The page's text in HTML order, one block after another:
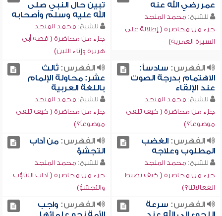
عمر رضي الله عنه
للشيخ: محمد المنجد
جزء من محاضرة ( إطلالة على
السيرة العمرية)
تبين حال النبي صلى
الله عليه وسلم وأصحابه
للشيخ: محمد المنجد
جزء من محاضرة ( قصة أبي
هريرة وإناء اللبن)
الفهرس: سادساً:
الاهتمام بدرجة الصوت
عند الإلقاء
للشيخ: محمد المنجد
جزء من محاضرة ( كيف تلقي
موضوعاً؟)
الفهرس:ثالث
عشر: محاولة الإلمام
باللغة العربية
للشيخ: محمد المنجد
جزء من محاضرة ( كيف تلقي
موضوعاً؟)
الفهرس:الغضب
المطلوب وعلاجه
للشيخ: محمد المنجد
جزء من محاضرة ( كيف نضبط
انفعالاتنا؟)
الفهرس:من آداب
التجشؤ
للشيخ: محمد المنجد
جزء من محاضرة ( آداب التثاؤب
والتجشؤ)
الفهرس: سرعة
الفهرس: واجب